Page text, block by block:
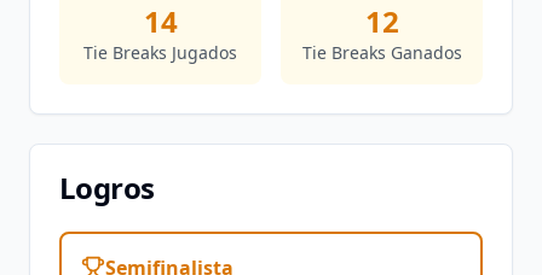
14
Tie Breaks Jugados
12
Tie Breaks Ganados
Logros
Semifinalista